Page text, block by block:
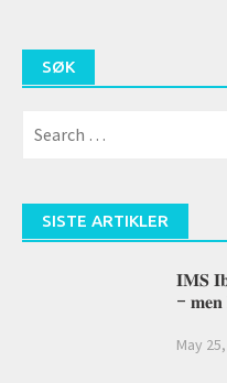
SØK
for:
SISTE ARTIKLER
𝐈𝐌𝐒
– 𝐦𝐞𝐧
May